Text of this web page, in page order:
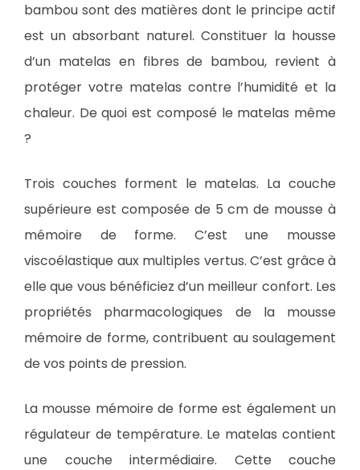
bambou sont des matières dont le principe actif
est un absorbant naturel. Constituer la housse
d’un matelas en fibres de bambou, revient à
protéger votre matelas contre l’humidité et la
chaleur. De quoi est composé le matelas même
?
Trois couches forment le matelas. La couche
supérieure est composée de 5 cm de mousse à
mémoire de forme. C’est une mousse
viscoélastique aux multiples vertus. C’est grâce à
elle que vous bénéficiez d’un meilleur confort. Les
propriétés pharmacologiques de la mousse
mémoire de forme, contribuent au soulagement
de vos points de pression.
La mousse mémoire de forme est également un
régulateur de température. Le matelas contient
une couche intermédiaire. Cette couche